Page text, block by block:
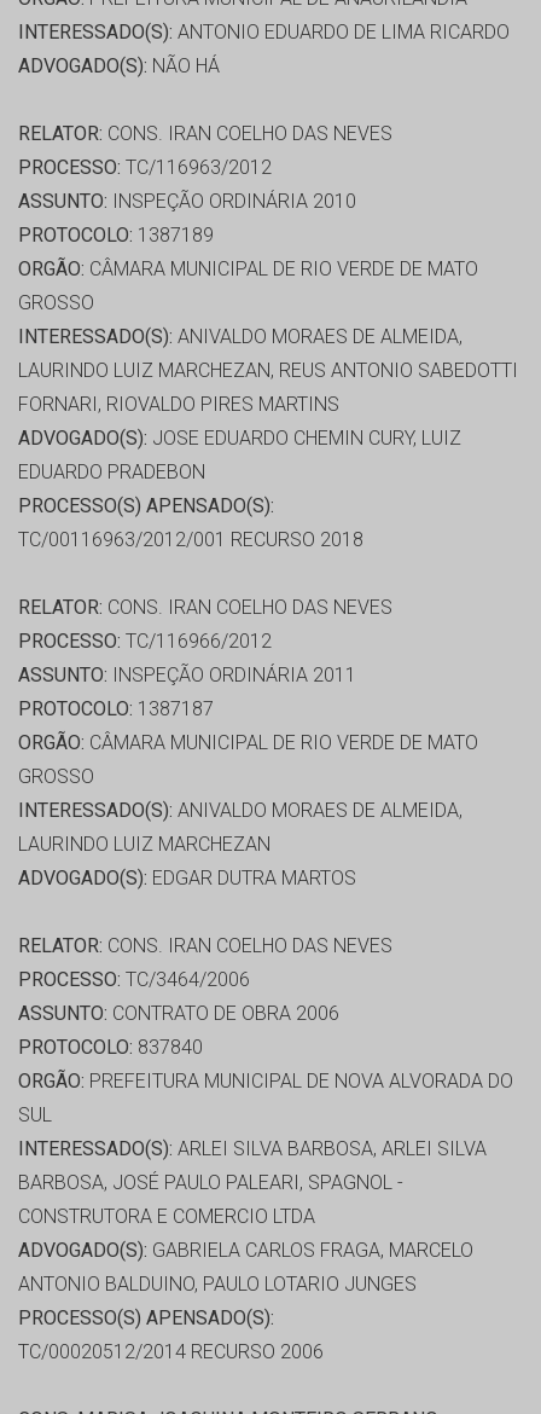
INTERESSADO(S): ANTONIO EDUARDO DE LIMA RICARDO
ADVOGADO(S): NÃO HÁ
RELATOR: CONS. IRAN COELHO DAS NEVES
PROCESSO: TC/116963/2012
ASSUNTO: INSPEÇÃO ORDINÁRIA 2010
PROTOCOLO: 1387189
ORGÃO: CÂMARA MUNICIPAL DE RIO VERDE DE MATO
GROSSO
INTERESSADO(S): ANIVALDO MORAES DE ALMEIDA,
LAURINDO LUIZ MARCHEZAN, REUS ANTONIO SABEDOTTI
FORNARI, RIOVALDO PIRES MARTINS
ADVOGADO(S): JOSE EDUARDO CHEMIN CURY, LUIZ
EDUARDO PRADEBON
PROCESSO(S) APENSADO(S):
TC/00116963/2012/001 RECURSO 2018
RELATOR: CONS. IRAN COELHO DAS NEVES
PROCESSO: TC/116966/2012
ASSUNTO: INSPEÇÃO ORDINÁRIA 2011
PROTOCOLO: 1387187
ORGÃO: CÂMARA MUNICIPAL DE RIO VERDE DE MATO
GROSSO
INTERESSADO(S): ANIVALDO MORAES DE ALMEIDA,
LAURINDO LUIZ MARCHEZAN
ADVOGADO(S): EDGAR DUTRA MARTOS
RELATOR: CONS. IRAN COELHO DAS NEVES
PROCESSO: TC/3464/2006
ASSUNTO: CONTRATO DE OBRA 2006
PROTOCOLO: 837840
ORGÃO: PREFEITURA MUNICIPAL DE NOVA ALVORADA DO
SUL
INTERESSADO(S): ARLEI SILVA BARBOSA, ARLEI SILVA
BARBOSA, JOSÉ PAULO PALEARI, SPAGNOL -
CONSTRUTORA E COMERCIO LTDA
ADVOGADO(S): GABRIELA CARLOS FRAGA, MARCELO
ANTONIO BALDUINO, PAULO LOTARIO JUNGES
PROCESSO(S) APENSADO(S):
TC/00020512/2014 RECURSO 2006